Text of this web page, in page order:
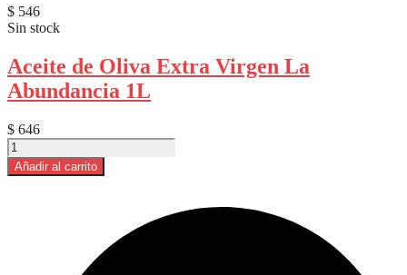
PACK
X
cantidad
$ 546
Sin stock
Aceite de Oliva Extra Virgen La
Abundancia 1L
$ 646
Aceite
de
Oliva
Añadir al carrito